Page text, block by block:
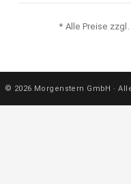
* Alle Preise
© 2026 Morgenstern GmbH ·